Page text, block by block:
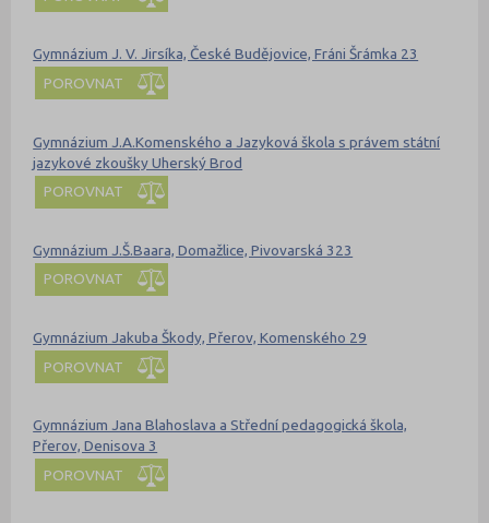
Gymnázium J. V. Jirsíka, České Budějovice, Fráni Šrámka 23
POROVNAT
Gymnázium J.A.Komenského a Jazyková škola s právem státní
jazykové zkoušky Uherský Brod
POROVNAT
Gymnázium J.Š.Baara, Domažlice, Pivovarská 323
POROVNAT
Gymnázium Jakuba Škody, Přerov, Komenského 29
POROVNAT
Gymnázium Jana Blahoslava a Střední pedagogická škola,
Přerov, Denisova 3
POROVNAT